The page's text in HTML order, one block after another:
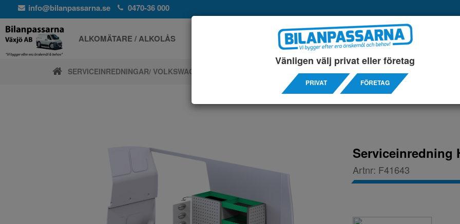
info@bilanpassarna.se 0470-36 000
ALKOMÄTARE / ALKOLÅS SERVICEINREDNINGAR TILLBEHÖRS
SERVICEINREDNINGAR/ VOLKSWAGEN
Serviceinredning
Artnr: F41643
Vänligen välj privat eller företag
PRIVAT FÖRETAG